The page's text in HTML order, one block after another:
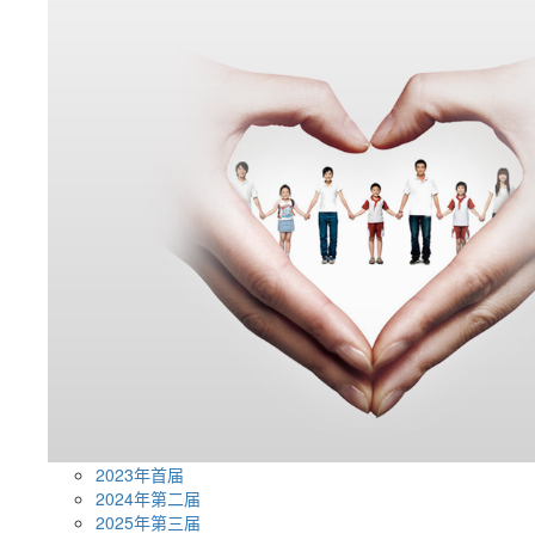
2023年首届
2024年第二届
2025年第三届